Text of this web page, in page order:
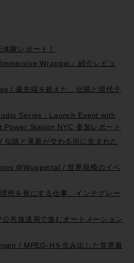
験レポート！
Wrapper』紹介レビュ
/ 最先端を超えた、伝統と現代テ
Series：Launch Event with
Station NYC 参加レポート
統と革新が交わる街に生まれた
@Wuppertal / 世界規模のイベ
想を形にする仕事、インテグレー
共放送局で進むオートメーション
/ MPEG-Hを生み出した世界最